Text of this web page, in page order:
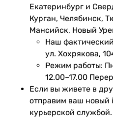
Екатеринбург и
Курган, Челябинск,
Мансийск, Новый
Наш
ул. Хохрякова,
Режим работы:
12.00–17.00
Если вы живете в
отправим ваш новый
курьерской